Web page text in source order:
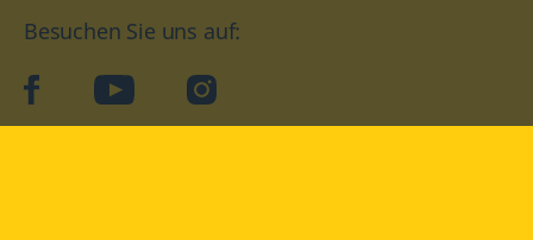
Besuchen Sie uns auf:
facebookYouTube Instagram